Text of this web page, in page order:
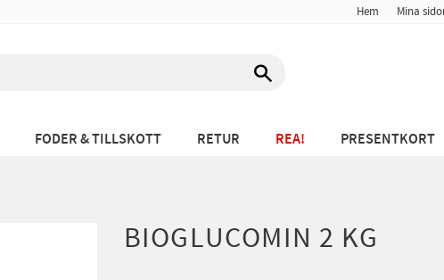
Hem Mina
FODER & TILLSKOTT RETUR REA! PRESENTKORT
BIOGLUCOMIN 2 KG